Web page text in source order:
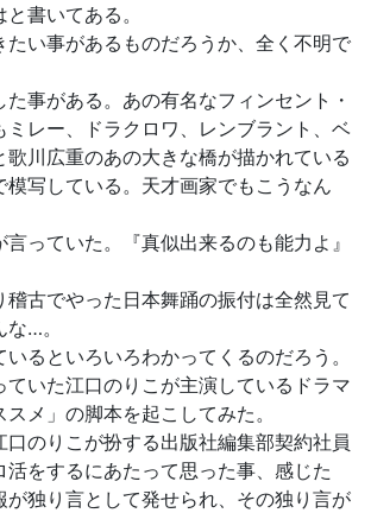
書いてある。
たい事があるものだろうか、全く不明で
事がある。あの有名なフィンセント・
ミレー、ドラクロワ、レンブラント、ベ
歌川広重のあの大きな橋が描かれている
模写している。天才画家でもこうなん
っていた。『真似出来るのも能力よ』
稽古でやった日本舞踊の振付は全然見て
…。
るといろいろわかってくるのだろう。
ていた江口のりこが主演しているドラマ
スメ」の脚本を起こしてみた。
口のりこが扮する出版社編集部契約社員
活をするにあたって思った事、感じた
が独り言として発せられ、その独り言が